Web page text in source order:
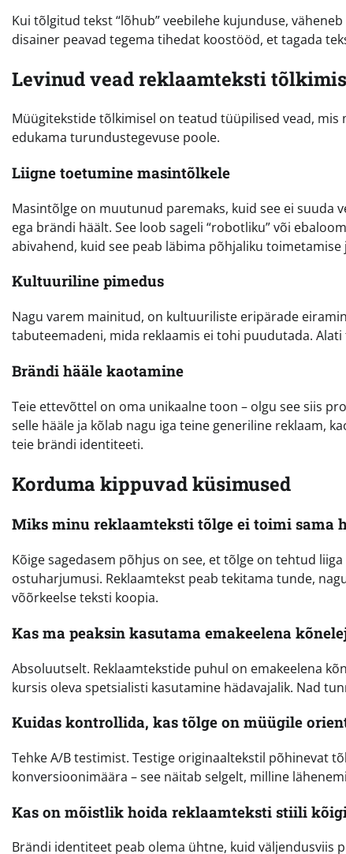
Kui tõlgitud tekst “lõhub” veebilehe kujunduse,
disainer peavad tegema tihedat koostööd, et tagada
Levinud vead reklaamteksti
Müügitekstide tõlkimisel on teatud tüüpilised vead,
edukama turundustegevuse poole.
Liigne toetumine masintõlkele
Masintõlge on muutunud paremaks, kuid see ei
ega brändi häält. See loob sageli “robotliku” või
abivahend, kuid see peab läbima põhjaliku
Kultuuriline pimedus
Nagu varem mainitud, on kultuuriliste eripärade
tabuteemadeni, mida reklaamis ei tohi puudutada.
Brändi hääle kaotamine
Teie ettevõttel on oma unikaalne toon – olgu see siis
selle hääle ja kõlab nagu iga teine generiline reklaam,
teie brändi identiteeti.
Korduma kippuvad küsimused
Miks minu reklaamteksti tõlge ei toimi sama
Kõige sagedasem põhjus on see, et tõlge on tehtud
ostuharjumusi. Reklaamtekst peab tekitama tunde,
võõrkeelse teksti koopia.
Kas ma peaksin kasutama emakeelena
Absoluutselt. Reklaamtekstide puhul on emakeelena
kursis oleva spetsialisti kasutamine hädavajalik. Nad
Kuidas kontrollida, kas tõlge on müügile
Tehke A/B testimist. Testige originaaltekstil põhinevat
konversioonimäära – see näitab selgelt, milline
Kas on mõistlik hoida reklaamteksti stiili
Brändi identiteet peab olema ühtne, kuid väljendusviis